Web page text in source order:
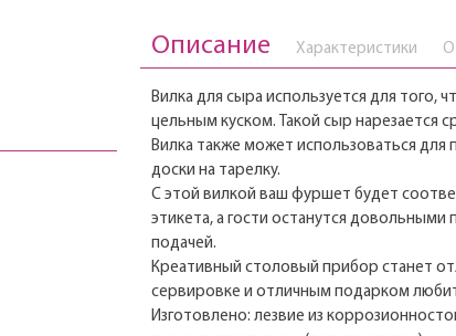
Описание Характеристики
Вилка для сыра используется для того,
цельным куском. Такой сыр нарезается
Вилка также может использоваться для
доски на тарелку.
С этой вилкой ваш фуршет будет
этикета, а гости останутся довольными
подачей.
Креативный столовый прибор станет
сервировке и отличным подарком
Изготовлено: лезвие из